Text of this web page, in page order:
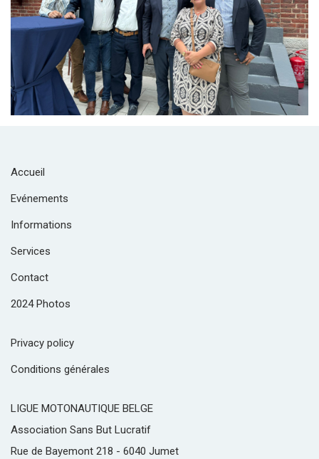
Accueil
Evénements
Informations
Services
Contact
2024 Photos
Privacy policy
Conditions générales
LIGUE MOTONAUTIQUE BELGE
Association Sans But Lucratif
Rue de Bayemont 218 - 6040 Jumet